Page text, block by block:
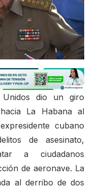
Unidos dio un giro
La Habana al
cubano
de asesinato,
a ciudadanos
de aeronave. La
al derribo de dos